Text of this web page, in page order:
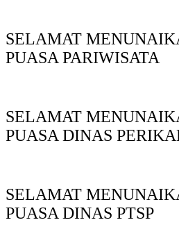
SELAMAT
PUASA PARIWISATA
SELAMAT
PUASA DINAS
SELAMAT
PUASA DINAS PTSP